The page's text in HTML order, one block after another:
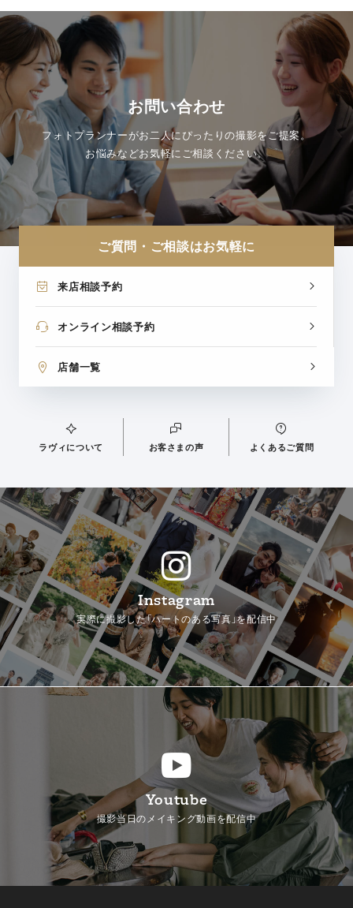
お問い合わせ
フォトプランナーがお二人にぴったりの撮影をご提案。
お悩みなどお気軽にご相談ください。
ご質問・ご相談はお気軽に
来店相談予約
オンライン相談予約
店舗一覧
ラヴィについて お客さまの声 よくあるご質問
Instagram
実際に撮影した「ハートのある写真」を配信中
Youtube
撮影当日のメイキング動画を配信中